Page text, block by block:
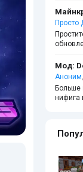
Просто
Мод:
Аноним
Больше
нифига